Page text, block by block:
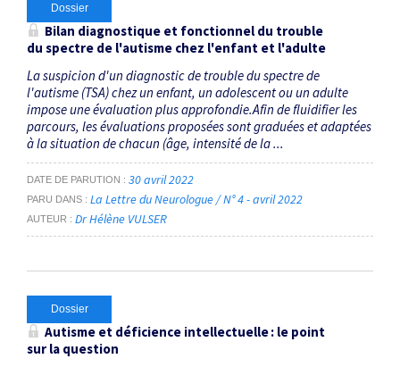
Dossier
Bilan diagnostique et fonctionnel du trouble
du spectre de l'autisme chez l'enfant et l'adulte
La suspicion d'un diagnostic de trouble du spectre de
l'autisme (TSA) chez un enfant, un adolescent ou un adulte
impose une évaluation plus approfondie.Afin de fluidifier les
parcours, les évaluations proposées sont graduées et adaptées
à la situation de chacun (âge, intensité de la ...
DATE DE PARUTION 30 avril 2022
PARU DANS La Lettre du Neurologue / N° 4 - avril 2022
AUTEUR Dr Hélène VULSER
Dossier
Autisme et déficience intellectuelle : le point
sur la question